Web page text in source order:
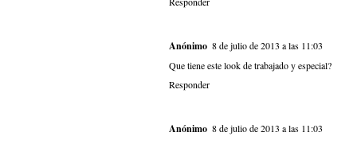
Anónimo 8 de julio de 2013 a las 11:03
Que tiene este look de trabajado y especial?
Responder
Anónimo 8 de julio de 2013 a las 11:03